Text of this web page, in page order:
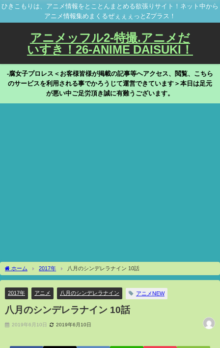
ひきこもりは、アニメ情報をとことんまとめる欲張りサイト！ネット中から
アニメ情報集めまくるぜぇぇぇっとZプラス！
アニメッフル2-特撮.アニメだ
いすき！26-ANIME DAISUKI！
-腐女子プロレス＜お客様皆様が掲載の記事等へアクセス、閲覧、こちら
のサービスを利用される事でかろうじて運営できています＞本日は足元
が悪い中ご足労頂き誠に有難うございます。
ホーム 2017年 八月のシンデレラナイン 10話
2017年 アニメ 八月のシンデレラナイン アニメNEW
八月のシンデレラナイン 10話
2019年6月10日 2019年6月10日